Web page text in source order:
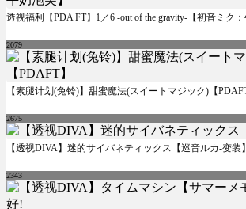
透视福利【PDA FT】1／6 -out of the gravity-【初音ミク：
2079
【素腿计划(兔铃)】甜蜜魔法(スイートマジック)【PDAFT
2675
【透视DIVA】迷的サイバネティックス【巡音ルカ-变装】
2343